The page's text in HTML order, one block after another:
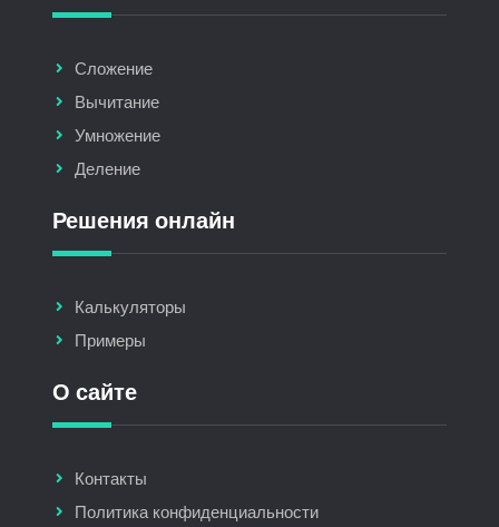
Сложение
Вычитание
Умножение
Деление
Решения онлайн
Калькуляторы
Примеры
О сайте
Контакты
Политика конфиденциальности